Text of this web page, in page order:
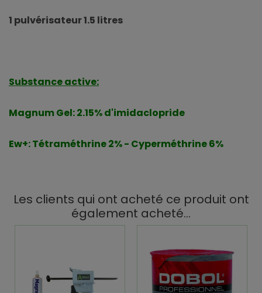
1 pulvérisateur 1.5 litres
Substance active:
Magnum Gel: 2.15% d'imidaclopride
Ew+: Tétraméthrine 2% - Cyperméthrine 6%
Les clients qui ont acheté ce produit ont
également acheté...